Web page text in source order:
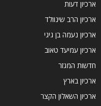
ארכיון דעות
ארכיון הרב שינוולד
ארכיון נעמה בן גיגי
ארכיון עמיעד טאוב
חדשות המגזר
ארכיון בארץ
ארכיון השאלון הקצר